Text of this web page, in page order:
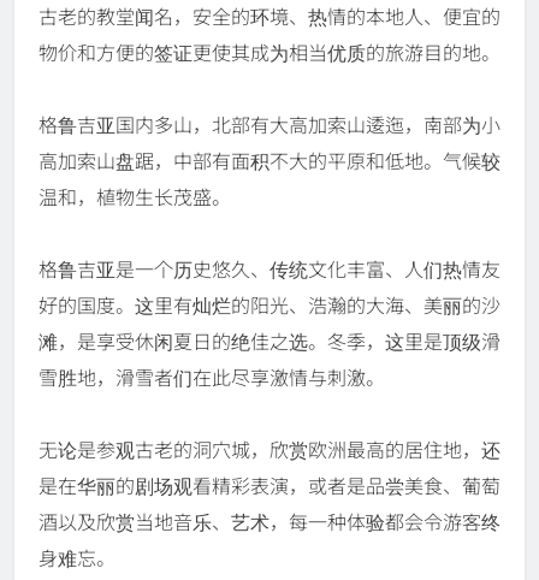
古老的教堂闻名，安全的环境、热情的本地人、便宜的
物价和方便的签证更使其成为相当优质的旅游目的地。
格鲁吉亚国内多山，北部有大高加索山逶迤，南部为小
高加索山盘踞，中部有面积不大的平原和低地。气候较
温和，植物生长茂盛。
格鲁吉亚是一个历史悠久、传统文化丰富、人们热情友
好的国度。这里有灿烂的阳光、浩瀚的大海、美丽的沙
滩，是享受休闲夏日的绝佳之选。冬季，这里是顶级滑
雪胜地，滑雪者们在此尽享激情与刺激。
无论是参观古老的洞穴城，欣赏欧洲最高的居住地，还
是在华丽的剧场观看精彩表演，或者是品尝美食、葡萄
酒以及欣赏当地音乐、艺术，每一种体验都会令游客终
身难忘。